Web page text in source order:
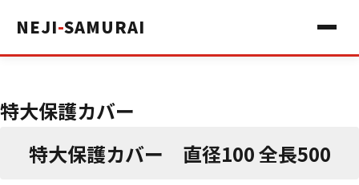
NEJI-SAMURAI
特大保護カバー
特大保護カバー 直径100 全長500